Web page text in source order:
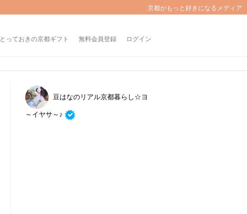
京都がもっと好きになるメディア
とっておきの京都ギフト 無料会員登録 ログイン
豆はなのリアル京都暮らし☆ヨ
～イヤサ～♪